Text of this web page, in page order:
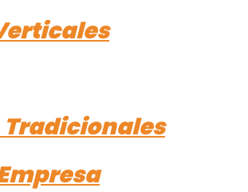
Tradicionales